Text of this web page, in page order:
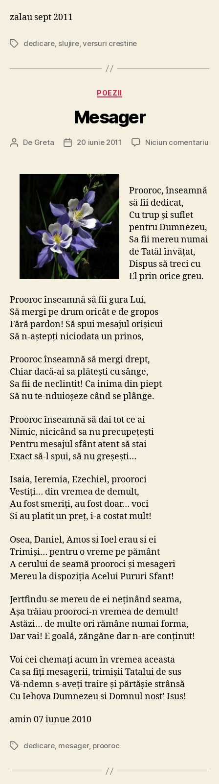
zalau sept 2011
Etichetededicare, slujire,versuri crestine
Categorii
POEZII
Mesager
Autor
De Greta
Dată20 iunie 2011 Niciun comentariula
Prooroc, înseamnă
să fii dedicat,
Cu trup şi suflet
pentru Dumnezeu,
Sa fii mereu numai
de Tatăl învăţat,
Dispus să treci cu
El prin orice greu.
Prooroc înseamnă să fii gura Lui,
Să mergi pe drum oricât e de gropos
Fără pardon! Să spui mesajul orişicui
Să n-aştepţi niciodata un prinos,
Prooroc înseamnă să mergi drept,
Chiar dacă-ai sa plăteşti cu sânge,
Sa fii de neclintit! Ca inima din piept
Să nu te-nduioşeze când se plânge.
Prooroc înseamnă să dai tot ce ai
Nimic, nicicând sa nu precupeţeşti
Pentru mesajul sfânt atent să stai
Exact să-l spui, să nu greşeşti…
Isaia, Ieremia, Ezechiel, prooroci
Vestiţi… din vremea de demult,
Au fost smeriţi, au fost doar… voci
Si au platit un preţ, i-a costat mult!
Osea, Daniel, Amos si Ioel erau si ei
Trimişi… pentru o vreme pe pământ
A cerului de seamă prooroci şi mesageri
Mereu la dispoziţia Acelui Pururi Sfant!
Jertfindu-se mereu de ei neţinând seama,
Aşa trăiau prooroci-n vremea de demult!
Astăzi… de multe ori rămâne numai forma,
Dar vai! E goală, zăngăne dar n-are conţinut!
Voi cei chemaţi acum în vremea aceasta
Ca sa fiţi mesagerii, trimişii Tatalui de sus
Vă-ndemn s-aveţi traire şi părtăşie strânsă
Cu Iehova Dumnezeu si Domnul nost’ Isus!
amin 07 iunue 2010
Etichetededicare, mesager, prooroc